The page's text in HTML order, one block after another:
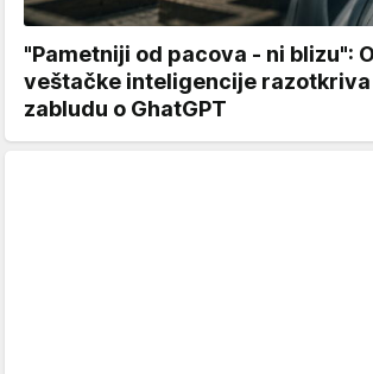
"Pametniji od pacova - ni blizu":
veštačke inteligencije
zabludu o GhatGPT